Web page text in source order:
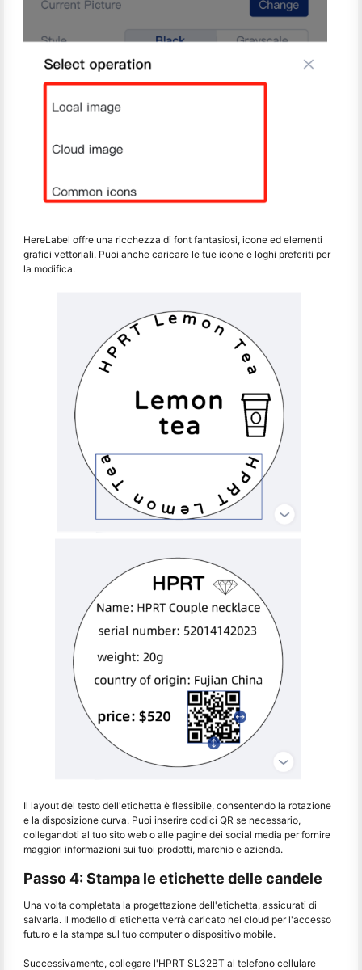
HereLabel offre una ricchezza di font fantasiosi, icone ed elementi
grafici vettoriali. Puoi anche caricare le tue icone e loghi preferiti per
la modifica.
Il layout del testo dell'etichetta è flessibile, consentendo la rotazione
e la disposizione curva. Puoi inserire codici QR se necessario,
collegandoti al tuo sito web o alle pagine dei social media per fornire
maggiori informazioni sui tuoi prodotti, marchio e azienda.
Passo 4: Stampa le etichette delle candele
Una volta completata la progettazione dell'etichetta, assicurati di
salvarla. Il modello di etichetta verrà caricato nel cloud per l'accesso
futuro e la stampa sul tuo computer o dispositivo mobile.
Successivamente, collegare l'HPRT SL32BT al telefono cellulare